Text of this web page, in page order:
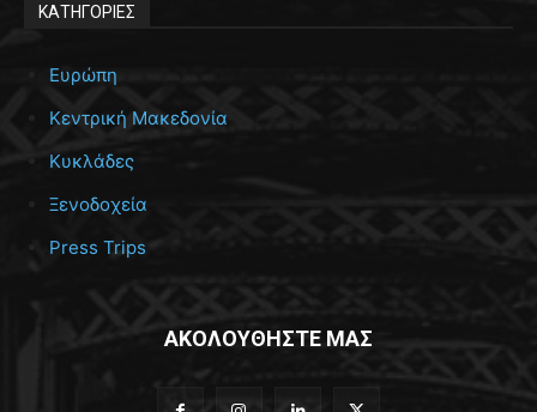
ΚΑΤΗΓΟΡΙΕΣ
Ευρώπη
Κεντρική Μακεδονία
Κυκλάδες
Ξενοδοχεία
Press Trips
ΑΚΟΛΟΥΘΗΣΤΕ ΜΑΣ